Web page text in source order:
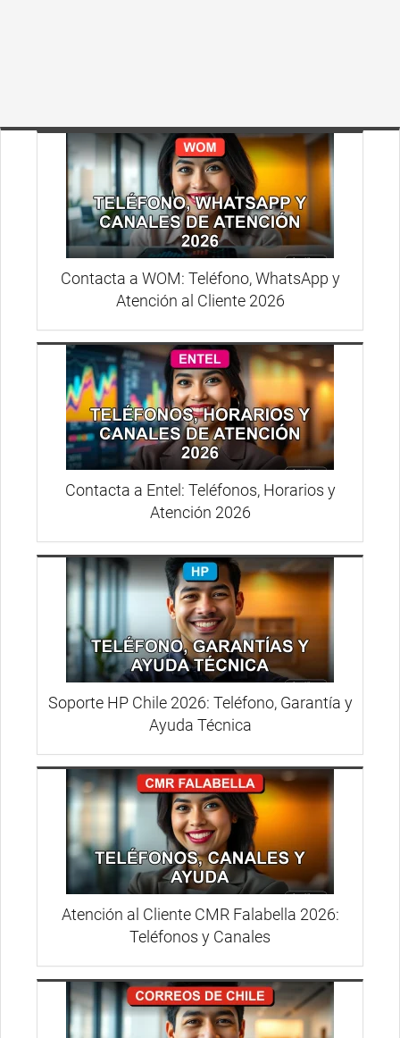
Contacta a WOM: Teléfono, WhatsApp y
Atención al Cliente 2026
Contacta a Entel: Teléfonos, Horarios y
Atención 2026
Soporte HP Chile 2026: Teléfono, Garantía y
Ayuda Técnica
Atención al Cliente CMR Falabella 2026:
Teléfonos y Canales